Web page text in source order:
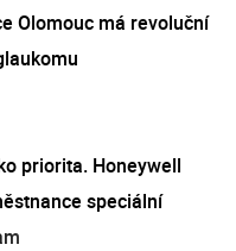
Olomouc má revoluční
priorita. Honeywell
speciální